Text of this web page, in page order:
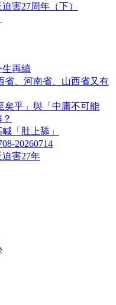
害27周年（下）
生再續
省、河南省、山西省又有
矣乎」與「中庸不可能
「肚上舔」
20260714
害27年